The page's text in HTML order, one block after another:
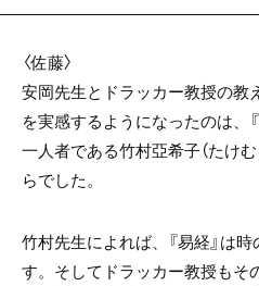
〈佐藤〉
安岡先生とドラッカー教授の教
を実感するようになったのは、
一人者である竹村亞希子（たけ
らでした。
竹村先生によれば、『易経』は
す。そしてドラッカー教授もそ